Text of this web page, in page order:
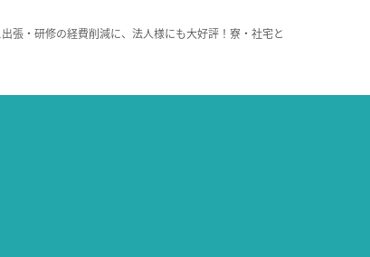
張・研修の経費削減に、法人様にも大好評！寮・社宅と